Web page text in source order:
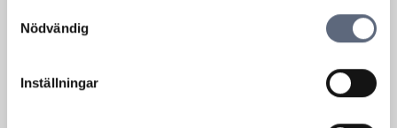
Nödvändig
Inställningar
Teckna ett nytt avtal för
Att teckna avtal om fiberdragning